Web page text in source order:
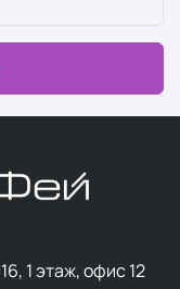
1 этаж, офис 12